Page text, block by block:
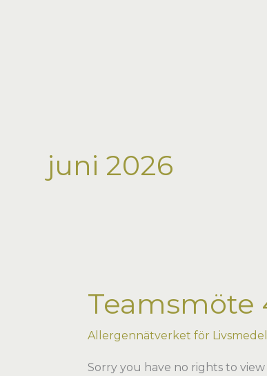
juni 2026
Teamsmöte
Allergennätverket för
Sorry you have no rights to